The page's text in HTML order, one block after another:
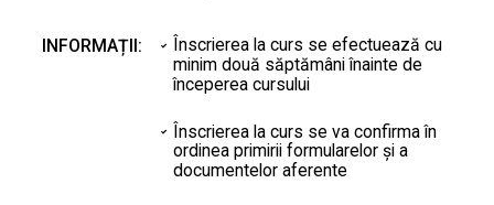
INFORMAȚII:
Înscrierea la curs se efectuează cu
minim două săptămâni înainte de
începerea cursului
Înscrierea la curs se va confirma în
ordinea primirii formularelor şi a
documentelor aferente